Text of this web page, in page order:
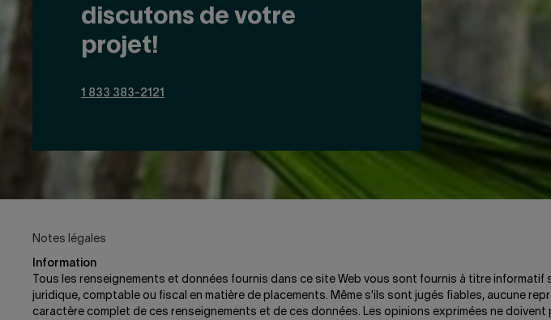
discutons de votre
projet!
1 833 383-2121
Notes légales
Information
Tous les renseignements et données fournis dans ce site Web vous sont fournis à titre
juridique, comptable ou fiscal en matière de placements. Même s'ils sont jugés fiables, aucune
caractère complet de ces renseignements et de ces données. Les opinions exprimées ne